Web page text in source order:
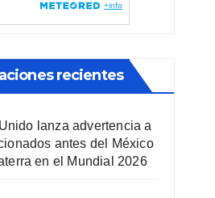
recientes
lanza advertencia a
antes del México
en el Mundial 2026